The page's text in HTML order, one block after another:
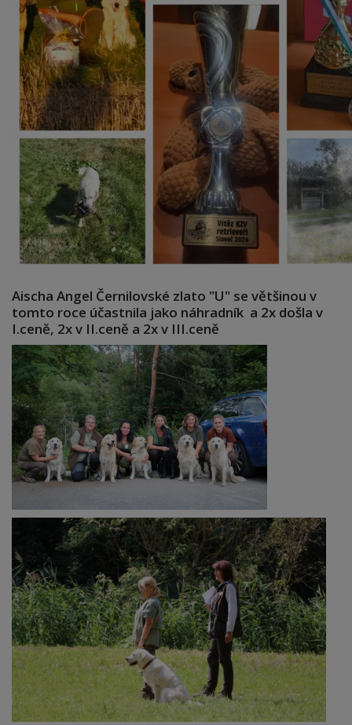
Aischa Angel Černilovské zlato "U" se většinou v
tomto roce účastnila jako náhradník a 2x došla v
I.ceně, 2x v II.ceně a 2x v III.ceně